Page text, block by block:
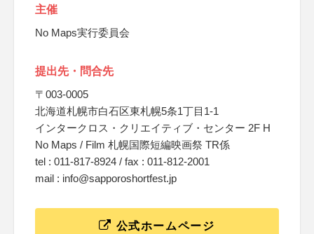
主催
No Maps実行委員会
提出先・問合先
〒003-0005
北海道札幌市白石区東札幌5条1丁目1-1
インタークロス・クリエイティブ・センター 2F H
No Maps / Film 札幌国際短編映画祭 TR係
tel : 011-817-8924 / fax : 011-812-2001
mail : info@sapporoshortfest.jp
公式ホームページ